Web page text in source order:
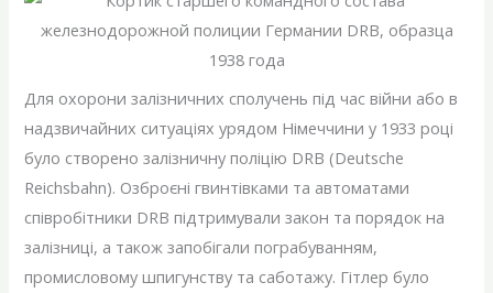
Для охорони залізничних сполучень під час війни або в
надзвичайних ситуаціях урядом Німеччини у 1933 році
було створено залізничну поліцію DRB (Deutsche
Reichsbahn). Озброєні гвинтівками та автоматами
співробітники DRB підтримували закон та порядок на
залізниці, а також запобігали пограбуванням,
промисловому шпигунству та саботажу. Гітлер було